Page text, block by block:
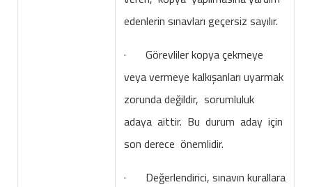
edenlerin sınavları geçersiz sayılır.
· Görevliler kopya çekmeye
veya vermeye kalkışanları uyarmak
zorunda değildir, sorumluluk
adaya aittir. Bu durum aday için
son derece önemlidir.
· Değerlendirici, sınavın kurallara